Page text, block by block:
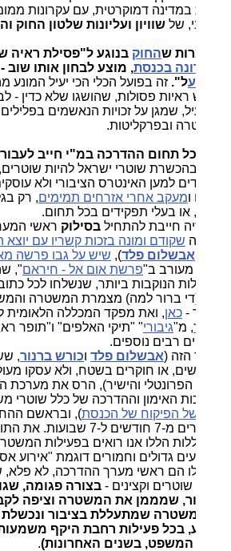
במדינה דמוקרטית, עם עקרונות
שוויון ועליונות שלטון החוק והצדק .
החוקבנוגע ל"פסילת ראיה
בכנסת, מוצע לבחון אותו שוב - לפי
זה בפועל הכלי הכי יעיל המונע
ראיות פסולות, שהושגו שלא כדין - לבית
שמגן על זכויות הנאשמים בפלילים מפני
ובפרקליטות.
תחום ההדרכה במ"י חייב לעבור
שוטרי ישראל להיות שוטרים, עובדי
למען האינטרס הציבורי ולא עוסקים
מעקב אחרי אזרחים תמימים, רק בגלל
, או בעלי תפקידים בכל תחום.
חייבת להתחילבסילוקראשי המערך
שקודם ומונה בזכות קשריו עם יוצא השב"כ
אבשלום פלד), שיש על גבו פרשה מאוד
ב"פרשת אום אל - חיראם ", שהייתה
הנוקבות ביותר, שנשלחו לכל כתובת
ברור למה) מצמרת המשטרה והמשרד
, ואת מפקד המכללה הלאומית
גיבורי
רבים נוספים.
אבשלום פלדוכורש ברנור , ששניהם
או חוקרים בשטח, ולא עסקו מעולם
והישיר), הרס את מערכת הדרכת
האימון וההדרכה של כלל שוטרי
הפיקוח של הכנסת), ובראשם ההחלטה
השוטרים מ-7 חודשים ל-7 שבועות.
הללו אנו רואים בפעילות המשטרה בכל
גדולים וחמורים דוגמת "אירוע אסון
הם ראשי מערך ההדרכה, לא פלא,
וקצינים -בצורה פגומה, שגויה
שמממן את המשטרה וציפה לקבל
שמתעללת בציבור ונכשלת גם
בכל פעילות רחבת היקף משמעותית,
המשפט, בשנים האחרונות).